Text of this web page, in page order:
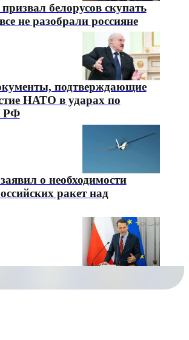
белорусов скупать
не разобрали россияне
подтверждающие
НАТО в ударах по
РФ
о необходимости
ракет над